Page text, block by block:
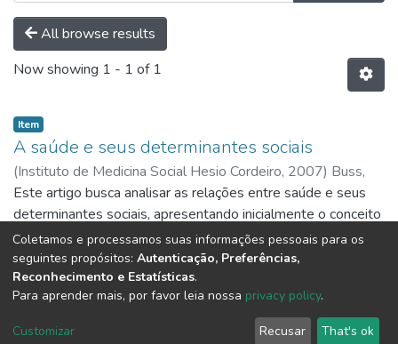
All browse results
Now showing 1 - 1 of 1
Item
A saúde e seus determinantes sociais
(Instituto de Medicina Social Hesio Cordeiro, 2007) Buss,
Paulo Marchiori;Pellegrini Filho, Alberto
Este artigo busca analisar as relações entre saúde e seus
determinantes sociais, apresentando inicialmente o conceito
de determinantes sociais de saúde (DSS) e uma breve
evolução histórica dos diversos paradigmas explicativos do
processo saúde/doença no âmbito das sociedades, desde
meados do século XIX. Em seguida são discutidos os
principais avanços e desafios no estudo dos DSS, com
Show more
DSpace software copyright © 2002-2026 LYRASIS
Coletamos e processamos suas informações pessoais para os
seguintes propósitos: Autenticação, Preferências,
Reconhecimento e Estatísticas.
Para aprender mais, por favor leia nossa privacy policy.
Customizar Recusar That's ok